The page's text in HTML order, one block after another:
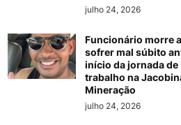
julho 24, 2026
Funcionário morre
sofrer mal súbito
início da jornada de
trabalho na
Mineração
julho 24, 2026